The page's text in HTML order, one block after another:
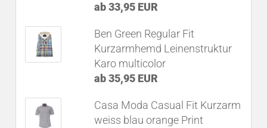
ab 33,95 EUR
Ben Green Regular Fit
Kurzarmhemd Leinenstruktur
Karo multicolor
ab 35,95 EUR
Casa Moda Casual Fit Kurzarm
weiss blau orange Print